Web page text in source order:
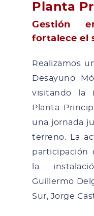
Planta
Gestión
fortalece el
Realizamos
Desayuno
visitando la
Planta
una jornada
terreno. La
participación
la
Guillermo
Sur, Jorge